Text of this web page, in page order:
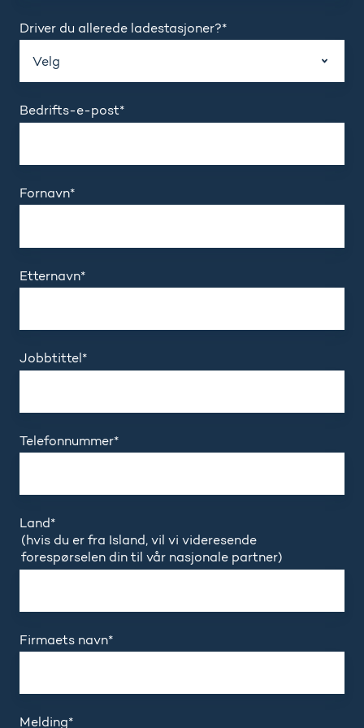
Driver du allerede ladestasjoner?*
Bedrifts-e-post*
Fornavn*
Etternavn*
Jobbtittel*
Telefonnummer*
Land*
(hvis du er fra Island, vil vi videresende
forespørselen din til vår nasjonale partner)
Firmaets navn*
Melding*